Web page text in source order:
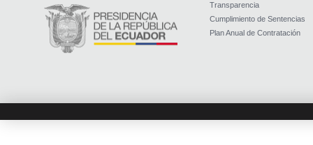
Transparencia
Cumplimiento de Sentencias
Plan Anual de Contratación